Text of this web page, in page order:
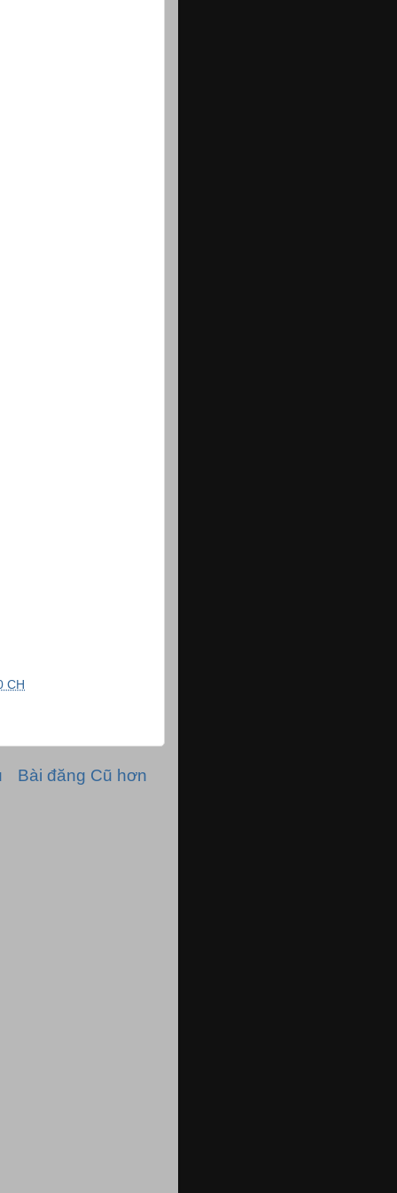
CH
Bài đăng Cũ hơn